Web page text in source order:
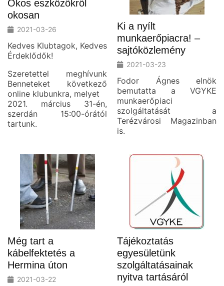
Okos eszközökről
okosan
2021-03-26
Kedves Klubtagok, Kedves
Érdeklődők!
Szeretettel meghívunk
Benneteket következő
online klubunkra, melyet
2021. március 31-én,
szerdán 15:00-órától
tartunk.
Ki a nyílt
munkaerőpiacra! –
sajtóközlemény
2021-03-23
Fodor Ágnes elnök
bemutatta a VGYKE
munkaerőpiaci
szolgáltatását a
Terézvárosi Magazinban
is.
Még tart a
kábelfektetés a
Hermina úton
2021-03-22
Tájékoztatás
egyesületünk
szolgáltatásainak
nyitva tartásáról